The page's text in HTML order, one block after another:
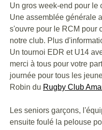
Un gros week-end pour le
Une assemblée générale
s'ouvre pour le RCM pour
notre club. Plus
Un tournoi EDR et U14
merci à tous pour votre
journée pour tous les
Robin du Rugby Club
Les seniors garçons,
ensuite foulé la pelouse